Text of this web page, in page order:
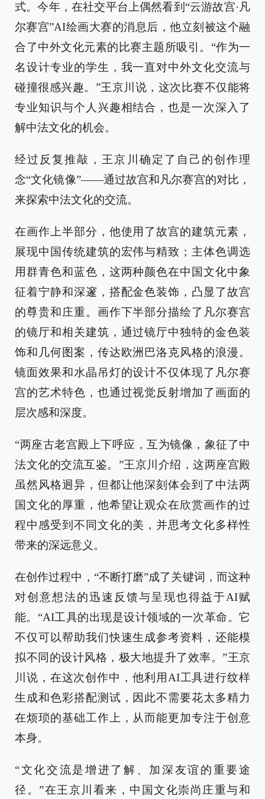
式。今年，在社交平台上偶然看到“云游故宫·凡
尔赛宫”AI绘画大赛的消息后，他立刻被这个融
合了中外文化元素的比赛主题所吸引。“作为一
名设计专业的学生，我一直对中外文化交流与
碰撞很感兴趣。”王京川说，这次比赛不仅能将
专业知识与个人兴趣相结合，也是一次深入了
解中法文化的机会。
经过反复推敲，王京川确定了自己的创作理
念“文化镜像”——通过故宫和凡尔赛宫的对比，
来探索中法文化的交流。
在画作上半部分，他使用了故宫的建筑元素，
展现中国传统建筑的宏伟与精致；主体色调选
用群青色和蓝色，这两种颜色在中国文化中象
征着宁静和深邃，搭配金色装饰，凸显了故宫
的尊贵和庄重。画作下半部分描绘了凡尔赛宫
的镜厅和相关建筑，通过镜厅中独特的金色装
饰和几何图案，传达欧洲巴洛克风格的浪漫。
镜面效果和水晶吊灯的设计不仅体现了凡尔赛
宫的艺术特色，也通过视觉反射增加了画面的
层次感和深度。
“两座古老宫殿上下呼应，互为镜像，象征了中
法文化的交流互鉴。”王京川介绍，这两座宫殿
虽然风格迥异，但都让他深刻体会到了中法两
国文化的厚重，他希望让观众在欣赏画作的过
程中感受到不同文化的美，并思考文化多样性
带来的深远意义。
在创作过程中，“不断打磨”成了关键词，而这种
对创意想法的迅速反馈与呈现也得益于AI赋
能。“AI工具的出现是设计领域的一次革命。它
不仅可以帮助我们快速生成参考资料，还能模
拟不同的设计风格，极大地提升了效率。”王京
川说，在这次创作中，他利用AI工具进行纹样
生成和色彩搭配测试，因此不需要花太多精力
在烦琐的基础工作上，从而能更加专注于创意
本身。
“文化交流是增进了解、加深友谊的重要途
径。”在王京川看来，中国文化崇尚庄重与和